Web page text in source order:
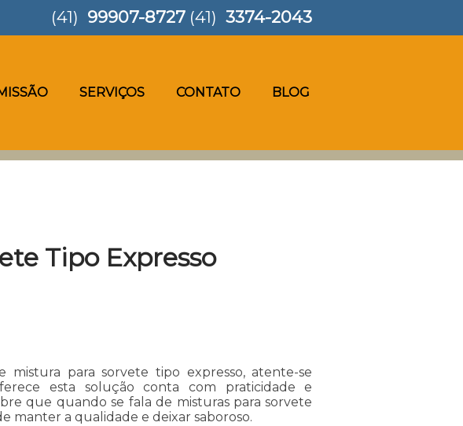
SERVIÇOS CONTATO BLOG
(41) 99907-8727 (41) 3374-2043
Tipo Expresso
para sorvete tipo expresso, atente-se
esta solução conta com praticidade e
que quando se fala de misturas para sorvete
manter a qualidade e deixar saboroso.